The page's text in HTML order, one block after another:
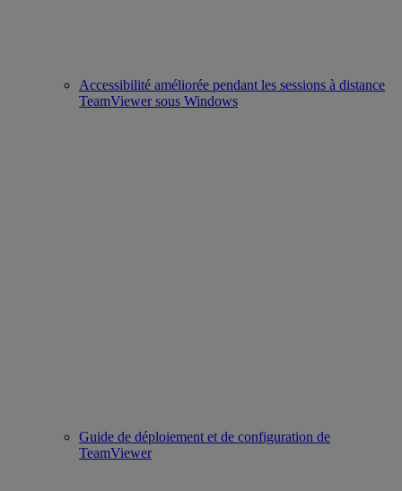
Accessibilité améliorée pendant les sessions à distance
TeamViewer sous Windows
Guide de déploiement et de configuration de
TeamViewer